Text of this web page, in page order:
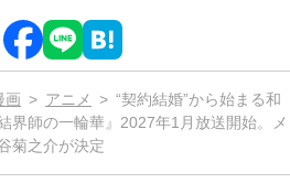
画 アニメ
“契約結婚”から始まる和
界師の一輪華』2027年1月放送開始。メ
菊之介が決定